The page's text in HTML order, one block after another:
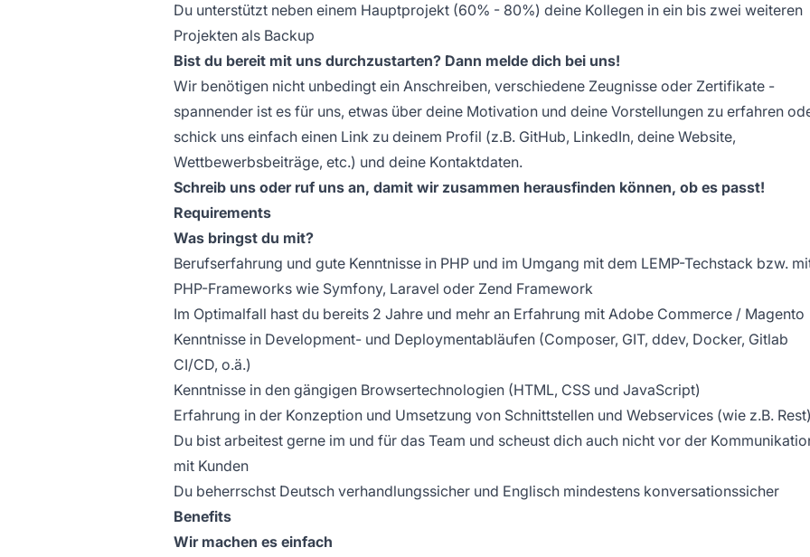
Du unterstützt neben einem Hauptprojekt (60% - 80%) deine Kollegen in ein bis zwei weiteren
Projekten als Backup
Bist du bereit mit uns durchzustarten? Dann melde dich bei uns!
Wir benötigen nicht unbedingt ein Anschreiben, verschiedene Zeugnisse oder Zertifikate -
spannender ist es für uns, etwas über deine Motivation und deine Vorstellungen zu erfahren
schick uns einfach einen Link zu deinem Profil (z.B. GitHub, LinkedIn, deine Website,
Wettbewerbsbeiträge, etc.) und deine Kontaktdaten.
Schreib uns oder ruf uns an, damit wir zusammen herausfinden können, ob es passt!
Requirements
Was bringst du mit?
Berufserfahrung und gute Kenntnisse in PHP und im Umgang mit dem LEMP-Techstack bzw.
PHP-Frameworks wie Symfony, Laravel oder Zend Framework
Im Optimalfall hast du bereits 2 Jahre und mehr an Erfahrung mit Adobe Commerce / Magento
Kenntnisse in Development- und Deploymentabläufen (Composer, GIT, ddev, Docker, Gitlab
CI/CD, o.ä.)
Kenntnisse in den gängigen Browsertechnologien (HTML, CSS und JavaScript)
Erfahrung in der Konzeption und Umsetzung von Schnittstellen und Webservices (wie z.B.
Du bist arbeitest gerne im und für das Team und scheust dich auch nicht vor der
mit Kunden
Du beherrschst Deutsch verhandlungssicher und Englisch mindestens konversationssicher
Benefits
Wir machen es einfach